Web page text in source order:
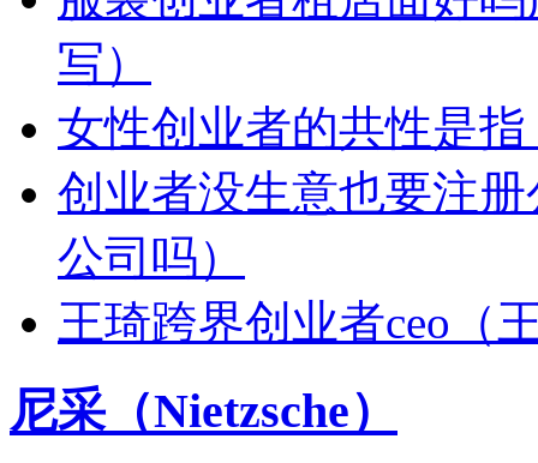
写）
女性创业者的共性是
创业者没生意也要注
公司吗）
王琦跨界创业者ceo（
尼采（Nietzsche）